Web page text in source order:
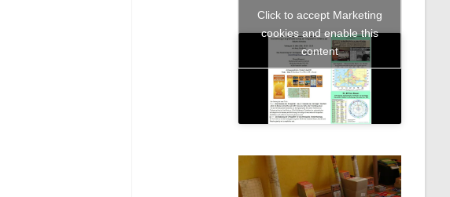
Click to accept Marketing
cookies and enable this
content